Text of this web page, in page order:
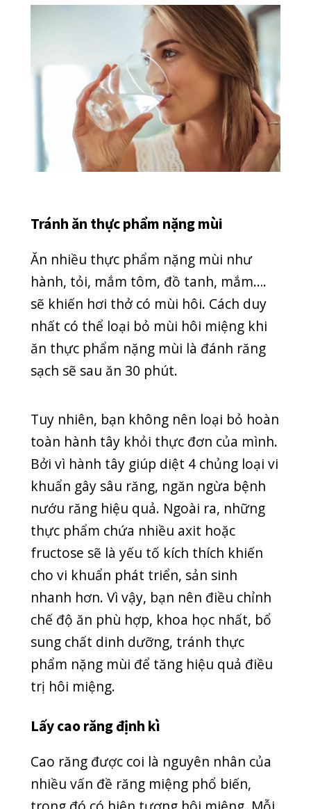
nướu răng hiệu quả. Ngoài ra, những
thực phẩm chứa nhiều axit hoặc
fructose sẽ là yếu tố kích thích khiến
cho vi khuẩn phát triển, sản sinh
nhanh hơn. Vì vậy, bạn nên điều chỉnh
chế độ ăn phù hợp, khoa học nhất, bổ
sung chất dinh dưỡng, tránh thực
phẩm nặng mùi để tăng hiệu quả điều
trị hôi miệng.
Cao răng được coi là nguyên nhân của
nhiều vấn đề răng miệng phổ biến,
trong đó có hiện tượng hôi miệng. Mỗi
mảng cao răng sẽ chứa đến 400 loài vi
khuẩn và hàng tỷ vi trùng sinh sôi, ảnh
hưởng đến sức khỏe răng miệng. Vi
khuẩn phát triển, sinh sôi sẽ gây ra mùi
hơi thở khó chịu, khiến bạn cảm thấy
tự ti khi giao tiếp.
răng theo định kì từ 3-6 tháng/1 lần để
đảm bảo vệ sinh răng miệng. Việc lấy
cao răng định kì hoàn toàn không làm
ảnh hưởng đến men răng mà còn bảo
vệ răng, loại bỏ mùi hôi khó chịu.
Đến với phòng khám Quang Thanh,
những bác sĩ giàu chuyên môn, tận
tâm với công việc. Hệ thống máy móc,
trang thiết bị hiện đại, tiên tiến, đảm